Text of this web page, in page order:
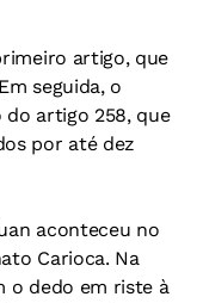
artigo, que
seguida, o
artigo 258, que
por até dez
aconteceu no
Carioca. Na
o dedo em riste à